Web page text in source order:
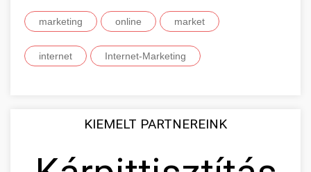
marketing online market
internet Internet-Marketing
KIEMELT PARTNEREINK